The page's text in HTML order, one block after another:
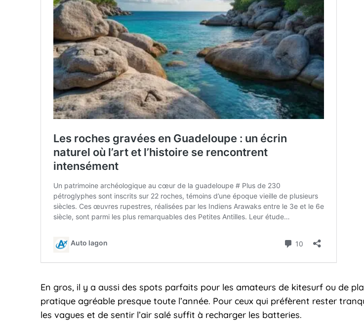
En gros, il y a aussi des spots parfaits pour les amateurs de kitesurf ou de
pratique agréable presque toute l’année. Pour ceux qui préfèrent rester
les vagues et de sentir l’air salé suffit à recharger les batteries.